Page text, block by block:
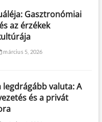
Gasztronómiai
az érzékek
március 5, 2026
legdrágább valuta: A
és a privát